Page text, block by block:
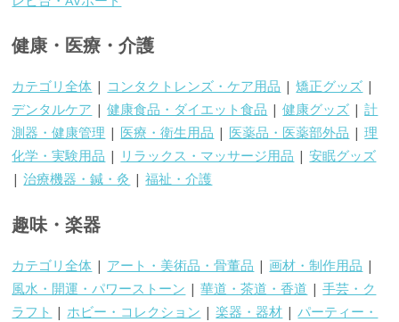
健康・医療・介護
カテゴリ全体 | コンタクトレンズ・ケア用品 |矯正グッズ |
デンタルケア |健康食品・ダイエット食品 |健康グッズ |計
測器・健康管理 | 医療・衛生用品 | 医薬品・医薬部外品 |理
化学・実験用品 | リラックス・マッサージ用品 |安眠グッズ
|治療機器・鍼・灸 |福祉・介護
趣味・楽器
カテゴリ全体 | アート・美術品・骨董品 | 画材・制作用品 |
風水・開運・パワーストーン |華道・茶道・香道 |手芸・ク
ラフト |ホビー・コレクション |楽器・器材 |パーティー・